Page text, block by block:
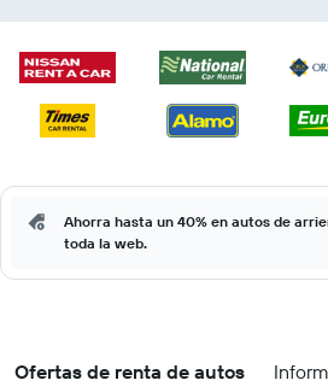
Ahorra hasta un 40% en autos de
toda la web.
Ofertas de renta de autos